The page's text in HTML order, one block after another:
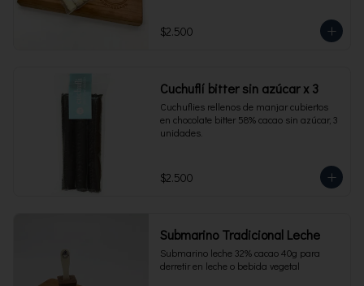
$2.500
Cuchuflí bitter sin azúcar x 3
Cuchuflies rellenos de manjar cubiertos
en chocolate bitter 58% cacao sin azúcar, 3
unidades.
$2.500
Submarino Tradicional Leche
Submarino leche 32% cacao 40g para
derretir en leche o bebida vegetal